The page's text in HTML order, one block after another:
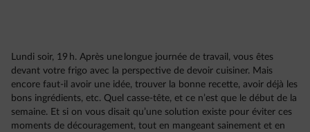
Lundi soir, 19 h. Après une longue journée de travail, vous êtes
devant votre frigo avec la perspective de devoir cuisiner. Mais
encore faut-il avoir une idée, trouver la bonne recette, avoir déjà les
bons ingrédients, etc. Quel casse-tête, et ce n’est que le début de la
semaine. Et si on vous disait qu’une solution existe pour éviter ces
moments de découragement, tout en mangeant sainement et en